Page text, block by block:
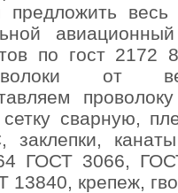
весь
по гост 2172
от
сварную,
ГОСТ 3066,
крепеж,